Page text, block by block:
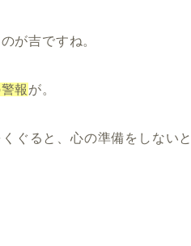
が吉ですね。
報 が。
ぐると、心の準備をしないと